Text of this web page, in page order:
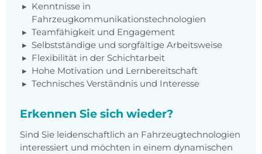
Kenntnisse in
Fahrzeugkommunikationstechnologien
Teamfähigkeit und Engagement
Selbstständige und sorgfältige Arbeitsweise
Flexibilität in der Schichtarbeit
Hohe Motivation und Lernbereitschaft
Technisches Verständnis und Interesse
Erkennen Sie sich wieder?
Sind Sie leidenschaftlich an Fahrzeugtechnologien
interessiert und möchten in einem dynamischen